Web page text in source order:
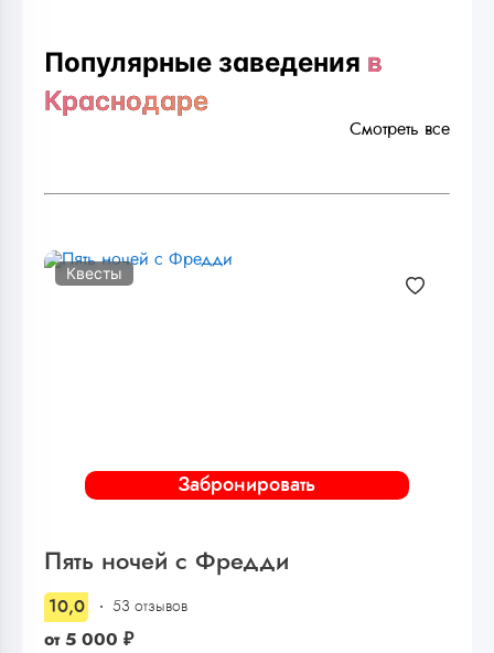
Популярные заведения в
Краснодаре
Смотреть все
Забронировать
Квесты
Пять ночей с Фредди
10,0 53 отзывов
от 5 000 ₽